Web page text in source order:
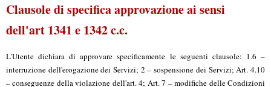
Clausole di specifica approvazione ai sensi
dell'art 1341 e 1342 c.c.
L'Utente dichiara di approvare specificamente le seguenti clausole: 1.6 –
interruzione dell'erogazione dei Servizi; 2 – sospensione dei Servizi; Art. 4.10
– conseguenze della violazione dell'art. 4; Art. 7 – modifiche delle Condizioni